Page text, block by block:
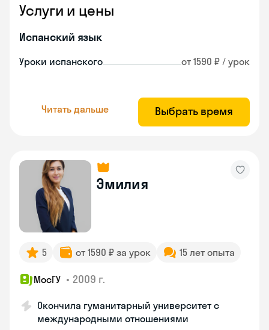
Услуги и цены
Испанский язык
Уроки испанского от 1590 ₽ / урок
Читать дальше Выбрать время
Эмилия
5 от 1590 ₽ за урок 15 лет опыта
МосГУ • 2009 г.
Окончила гуманитарный университет с
международными отношениями